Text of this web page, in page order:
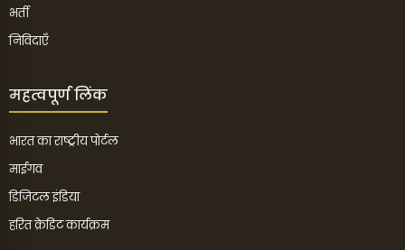
भर्ती
निविदाएँ
महत्वपूर्ण लिंक
भारत का राष्ट्रीय पोर्टल
माईगव
डिजिटल इंडिया
हरित क्रेडिट कार्यक्रम